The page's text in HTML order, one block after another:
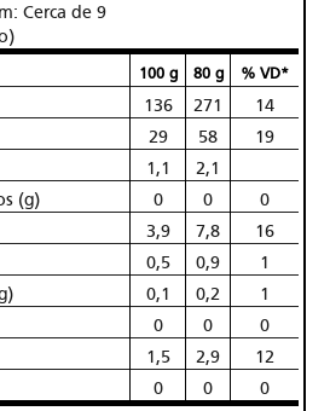
Cerca de 9
100 g 80 g % VD*
136 271
14
29 58
19
1,1
2,1
(g)
0 0
0
3,9 7,8
16
0,5 0,9
1
0,1 0,2
1
0 0
0
1,5 2,9
12
0 0 0